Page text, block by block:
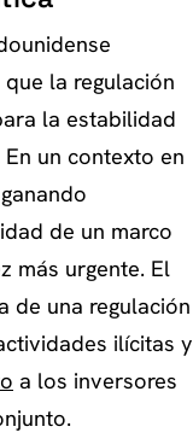
la regulación
la estabilidad
un contexto en
de un marco
más urgente. El
de una regulación
ilícitas y
a los inversores